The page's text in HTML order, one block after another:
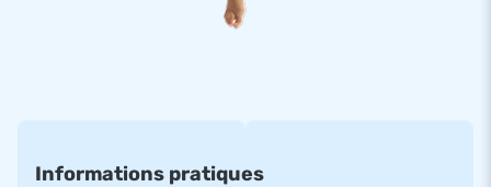
Informations pratiques